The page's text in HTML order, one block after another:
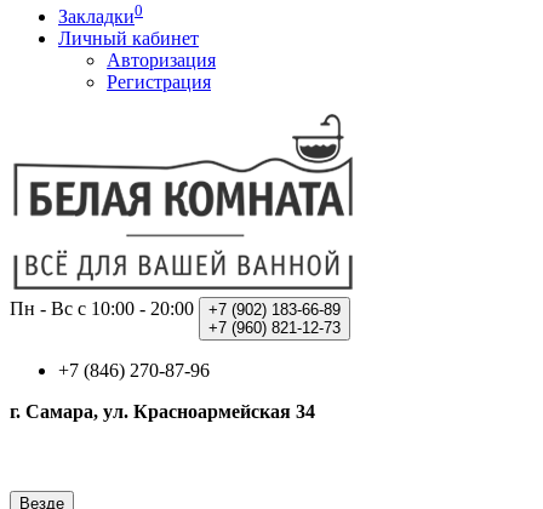
Закладки0
Личный кабинет
Авторизация
Регистрация
Пн - Вс с 10:00 - 20:00 +7 (902) 183-66-89
+7 (960) 821-12-73
+7 (846) 270-87-96
г. Самара, ул. Красноармейская 34
Везде